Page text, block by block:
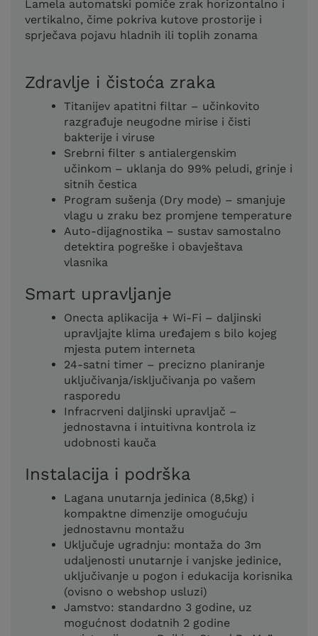
Lamela automatski pomiče zrak horizontalno i
vertikalno, čime pokriva kutove prostorije i
sprječava pojavu hladnih ili toplih zonama
Zdravlje i čistoća zraka
Titanijev apatitni filtar – učinkovito
razgrađuje neugodne mirise i čisti
bakterije i viruse
Srebrni filter s antialergenskim
učinkom – uklanja do 99% peludi, grinje i
sitnih čestica
Program sušenja (Dry mode) – smanjuje
vlagu u zraku bez promjene temperature
Auto-dijagnostika – sustav samostalno
detektira pogreške i obavještava
vlasnika
Smart upravljanje
Onecta aplikacija + Wi‑Fi – daljinski
upravljajte klima uređajem s bilo kojeg
mjesta putem interneta
24-satni timer – precizno planiranje
uključivanja/isključivanja po vašem
rasporedu
Infracrveni daljinski upravljač –
jednostavna i intuitivna kontrola iz
udobnosti kauča
Instalacija i podrška
Lagana unutarnja jedinica (8,5kg) i
kompaktne dimenzije omogućuju
jednostavnu montažu
Uključuje ugradnju: montaža do 3m
udaljenosti unutarnje i vanjske jedinice,
uključivanje u pogon i edukacija korisnika
(ovisno o webshop usluzi)
Jamstvo: standardno 3 godine, uz
mogućnost dodatnih 2 godine